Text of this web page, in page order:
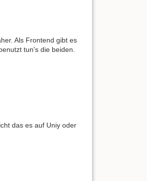
Als Frontend gibt es
tun's die beiden.
das es auf Uniy oder